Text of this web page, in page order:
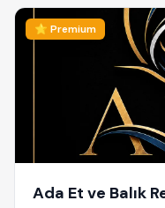
⭐ Premium
Ada Et ve Balık